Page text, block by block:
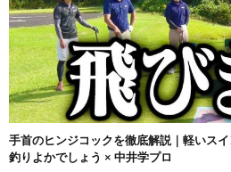
手首のヒンジコックを徹底解説｜軽いスイ
釣りよかでしょう × 中井学プロ